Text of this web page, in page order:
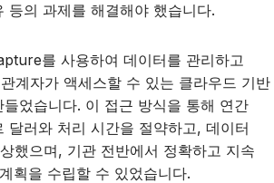
등의 과제를 해결해야 했습니다.
를 사용하여 데이터를 관리하고
계자가 액세스할 수 있는 클라우드 기반
었습니다. 이 접근 방식을 통해 연간
달러와 처리 시간을 절약하고, 데이터
했으며, 기관 전반에서 정확하고 지속
획을 수립할 수 있었습니다.